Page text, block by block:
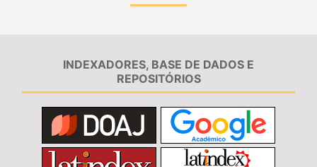
INDEXADORES, BASE DE DADOS E
REPOSITÓRIOS